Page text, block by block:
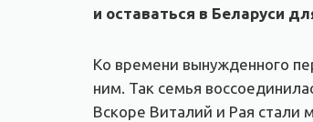
и оставаться в Беларуси
Ко времени вынужденного
ним. Так семья
Вскоре Виталий и Рая